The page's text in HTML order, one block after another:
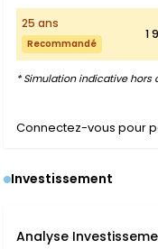
25 ans
Recommandé
1
* Simulation indicative hors
Connectez-vous pour
Investissement
Analyse